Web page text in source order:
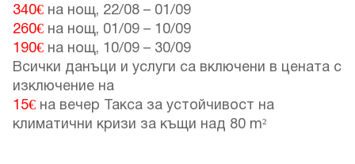
340€ на нощ, 22/08 – 01/09
260€ на нощ, 01/09 – 10/09
190€ на нощ, 10/09 – 30/09
Всички данъци и услуги са включени в цената с
изключение на
15€ на вечер Такса за устойчивост на
климатични кризи за къщи над 80 m²